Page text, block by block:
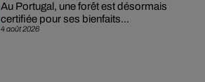
4 août 2026
Au Portugal, une forêt est désormais
certifiée pour ses bienfaits...